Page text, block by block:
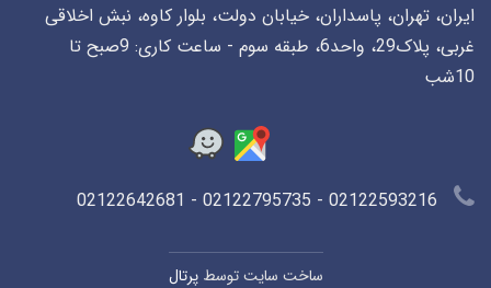
ایران، تهران، پاسداران، خیابان دولت، بلوار کاوه، نبش اخلاقی
غربی، پلاک29، واحد6، طبقه سوم - ساعت کاری: 9صبح تا
10شب
ساخت سایت توسطپرتال